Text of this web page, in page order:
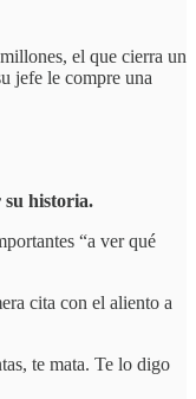
el que cierra un
jefe le compre una
su historia.
“a ver qué
cita con el aliento a
te mata. Te lo digo